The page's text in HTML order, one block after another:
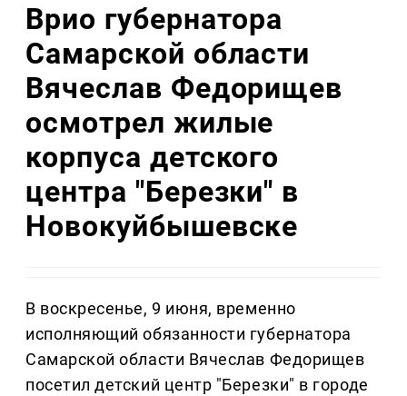
Врио губернатора
Самарской области
Вячеслав Федорищев
осмотрел жилые
корпуса детского
центра "Березки" в
Новокуйбышевске
В воскресенье, 9 июня, временно
исполняющий обязанности губернатора
Самарской области Вячеслав Федорищев
посетил детский центр "Березки" в городе